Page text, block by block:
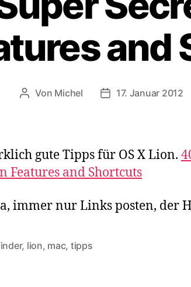
and
Beitragsautor
Von Michel 17. Januar 2012
gute Tipps für OS X Lion.
Features and Shortcuts
immer nur Links posten, der
, lion, mac, tipps